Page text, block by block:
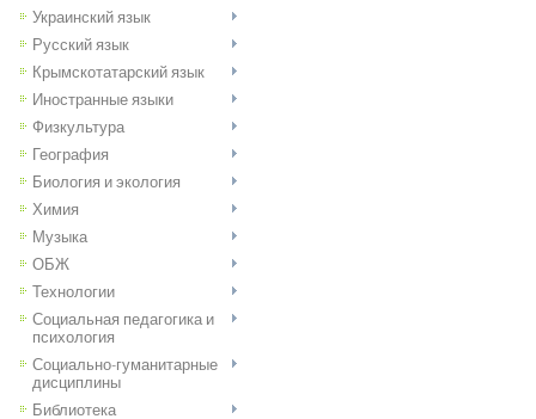
Украинский язык
Русский язык
Крымскотатарский язык
Иностранные языки
Физкультура
География
Биология и экология
Химия
Музыка
ОБЖ
Технологии
Социальная педагогика и
психология
Социально-гуманитарные
дисциплины
Библиотека